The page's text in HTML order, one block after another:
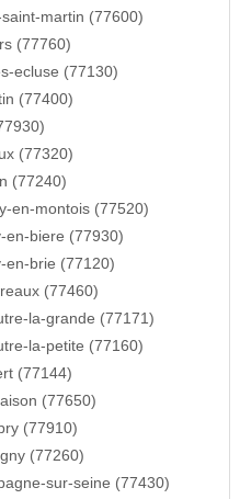
martin (77600)
(77760)
ecluse (77130)
(77400)
(77320)
(77240)
en-montois (77520)
en-biere (77930)
en-brie (77120)
(77460)
la-grande (77171)
la-petite (77160)
(77144)
(77650)
(77910)
(77260)
sur-seine (77430)